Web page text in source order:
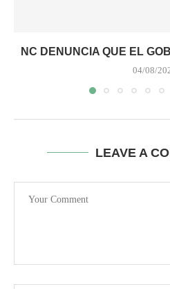
NC DENUNCIA QUE EL
04/08/
LEAVE A